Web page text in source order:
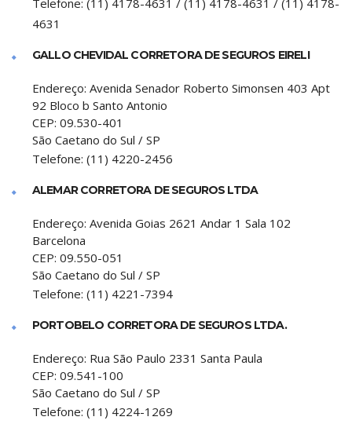
Telefone: (11) 4178-4631 / (11) 4178-4631 / (11) 4178-
4631
GALLO CHEVIDAL CORRETORA DE SEGUROS EIRELI
Endereço: Avenida Senador Roberto Simonsen 403 Apt
92 Bloco b Santo Antonio
CEP: 09.530-401
São Caetano do Sul / SP
Telefone: (11) 4220-2456
ALEMAR CORRETORA DE SEGUROS LTDA
Endereço: Avenida Goias 2621 Andar 1 Sala 102
Barcelona
CEP: 09.550-051
São Caetano do Sul / SP
Telefone: (11) 4221-7394
PORTOBELO CORRETORA DE SEGUROS LTDA.
Endereço: Rua São Paulo 2331 Santa Paula
CEP: 09.541-100
São Caetano do Sul / SP
Telefone: (11) 4224-1269